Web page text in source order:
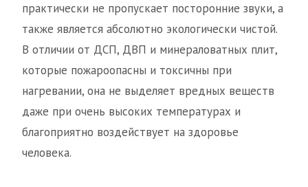
практически не пропускает посторонние звуки, а
также является абсолютно экологически чистой.
В отличии от ДСП, ДВП и минераловатных плит,
которые пожароопасны и токсичны при
нагревании, она не выделяет вредных веществ
даже при очень высоких температурах и
благоприятно воздействует на здоровье
человека.